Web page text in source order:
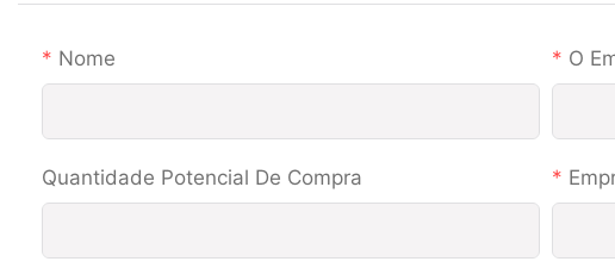
Nome O
Quantidade Potencial De Compra